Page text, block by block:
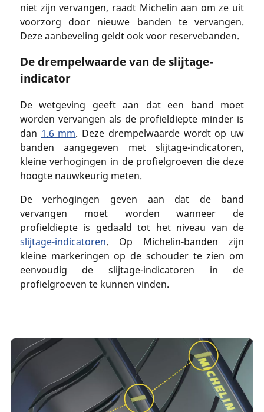
niet zijn vervangen, raadt Michelin aan om ze uit
voorzorg door nieuwe banden te vervangen.
Deze aanbeveling geldt ook voor reservebanden.
De drempelwaarde van de slijtage-
indicator
De wetgeving geeft aan dat een band moet
worden vervangen als de profieldiepte minder is
dan 1.6 mm. Deze drempelwaarde wordt op uw
banden aangegeven met slijtage-indicatoren,
kleine verhogingen in de profielgroeven die deze
hoogte nauwkeurig meten.
De verhogingen geven aan dat de band
vervangen moet worden wanneer de
profieldiepte is gedaald tot het niveau van de
slijtage-indicatoren. Op Michelin-banden zijn
kleine markeringen op de schouder te zien om
eenvoudig de slijtage-indicatoren in de
profielgroeven te kunnen vinden.